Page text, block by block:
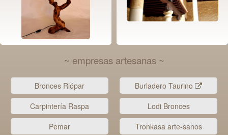
~ empresas artesanas ~
Bronces Riópar
Burladero Taurino
Carpintería Raspa
Lodi Bronces
Pemar
Tronkasa arte-sanos